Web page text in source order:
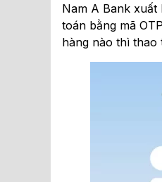
Nam A Bank
toán bằng mã
hàng nào thì thao